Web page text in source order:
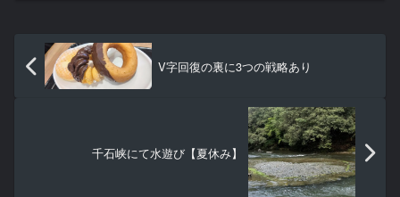
V字回復の裏に3つの戦略あり
千石峡にて水遊び【夏休み】